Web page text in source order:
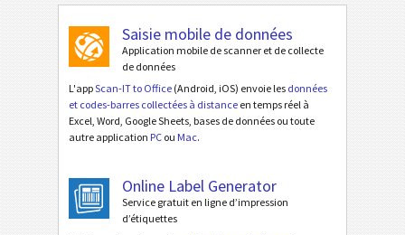
Saisie mobile de données
Application mobile de scanner et de collecte
de données
L'appScan-IT to Office (Android, iOS) envoie les données
et codes-barres collectées à distance en temps réel à
Excel, Word, Google Sheets, bases de données ou toute
autre application PC ou Mac.
Online Label Generator
Service gratuit en ligne d’impression
d’étiquettes